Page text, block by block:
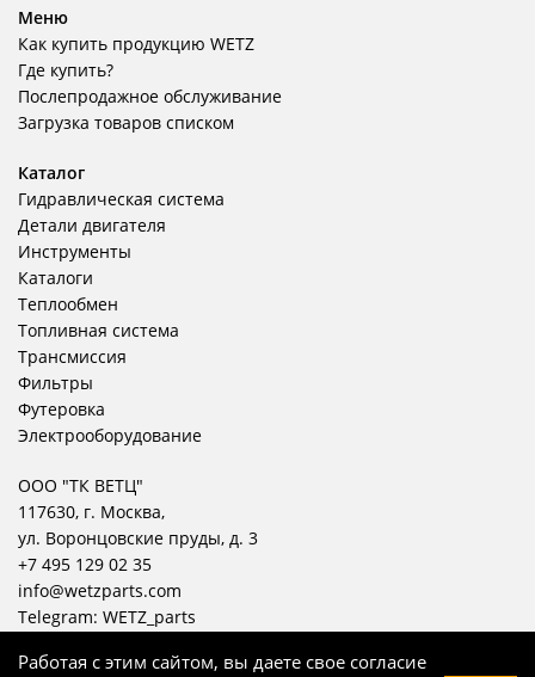
Меню
Как купить продукцию WETZ
Где купить?
Послепродажное обслуживание
Загрузка товаров списком
Каталог
Гидравлическая система
Детали двигателя
Инструменты
Каталоги
Теплообмен
Топливная система
Трансмиссия
Фильтры
Футеровка
Электрооборудование
ООО "ТК ВЕТЦ"
117630, г. Москва,
ул. Воронцовские пруды, д. 3
+7 495 129 02 35
info@wetzparts.com
Telegram: WETZ_parts
Работая с этим сайтом, вы даете свое согласие